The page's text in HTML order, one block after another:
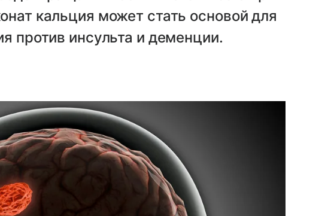
кальция может стать основой для
против инсульта и деменции.